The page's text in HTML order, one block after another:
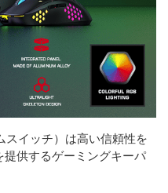
イッチ）は高い信頼性を
供するゲーミングキーパ